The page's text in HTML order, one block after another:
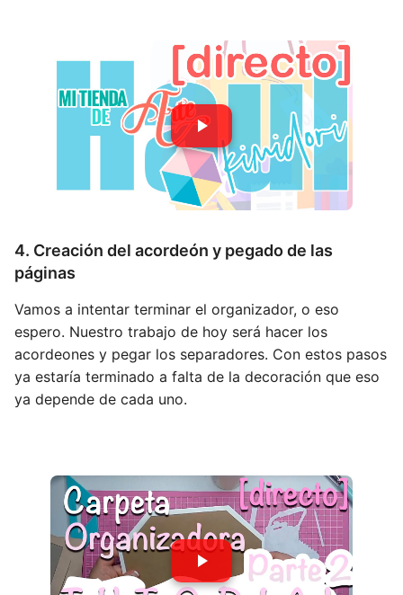
4. Creación del acordeón y pegado de las
páginas
Vamos a intentar terminar el organizador, o eso
espero. Nuestro trabajo de hoy será hacer los
acordeones y pegar los separadores. Con estos pasos
ya estaría terminado a falta de la decoración que eso
ya depende de cada uno.